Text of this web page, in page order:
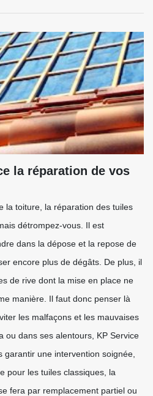
la réparation de vos
la toiture, la réparation des tuiles
détrompez-vous. Il est
dans la dépose et la repose de
encore plus de dégâts. De plus, il
de rive dont la mise en place ne
manière. Il faut donc penser là
les malfaçons et les mauvaises
ou dans ses alentours, KP Service
une intervention soignée,
pour les tuiles classiques, la
fera par remplacement partiel ou